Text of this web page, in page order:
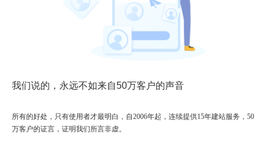
我们说的，永远不如来自50万客户的声音
所有的好处，只有使用者才最明白，自2006年起，连续提供15年建站服务，50
万客户的证言，证明我们所言非虚。